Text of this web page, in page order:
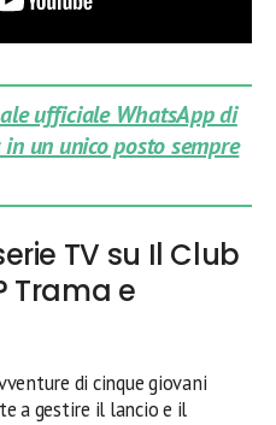
ufficiale WhatsApp di
un unico posto sempre
TV su Il Club
Trama e
di cinque giovani
a gestire il lancio e il